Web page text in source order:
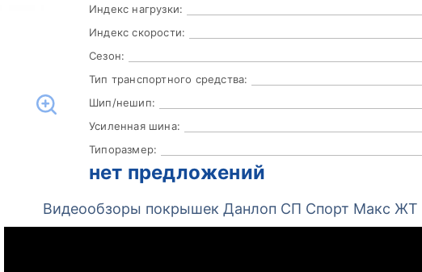
Индекс нагрузки:
Индекс скорости:
Сезон:
Тип транспортного средства:
Шип/нешип:
Усиленная шина:
Типоразмер:
нет предложений
Видеообзоры покрышек Данлоп СП Спорт Макс ЖТ